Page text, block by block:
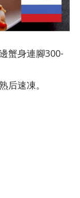
蟹身連腳300-
后速凍。